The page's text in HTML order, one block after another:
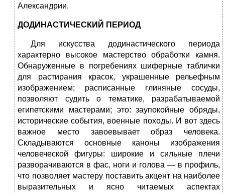
Александрии.
ДОДИНАСТИЧЕСКИЙ ПЕРИОД
Для искусства додинастического периода
характерно высокое мастерство обработки камня.
Обнаруженные в погребениях шиферные таблички
для растирания красок, украшенные рельефным
изображением; расписанные глиняные сосуды,
позволяют судить о тематике, разрабатываемой
египетскими мастерами; это: заупокойные обряды,
исторические события, военные походы. И вот здесь
важное место завоевывает образ человека.
Складываются основные каноны изображения
человеческой фигуры: широкие и сильные плечи
разворачиваются в фас, ноги и голова — в профиль,
что позволяет мастеру поставить акцент на наиболее
выразительных и ясно читаемых аспектах